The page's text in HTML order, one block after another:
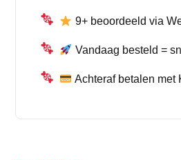
9+ beoordeeld via
Vandaag besteld =
Achteraf betalen met